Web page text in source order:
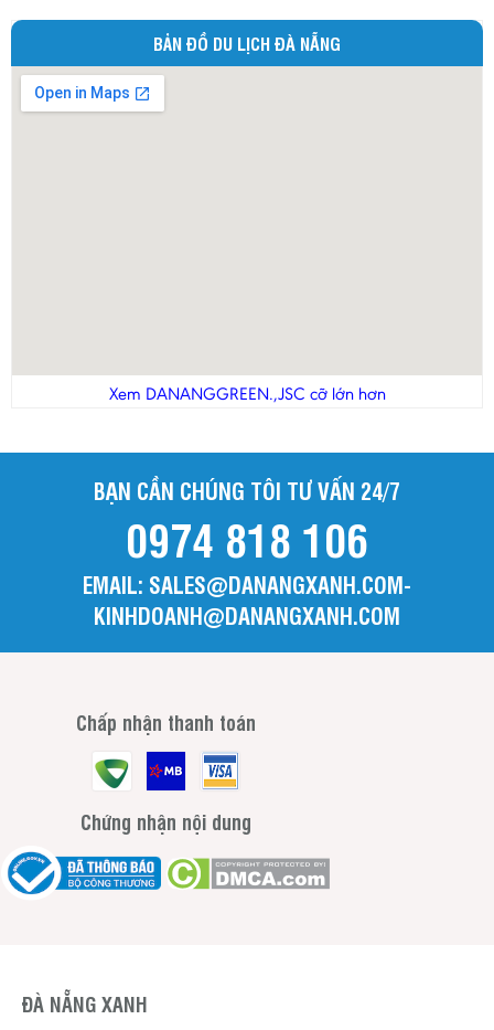
BẢN ĐỒ DU LỊCH ĐÀ NẴNG
Xem DANANGGREEN.,JSC cỡ lớn hơn
BẠN CẦN CHÚNG TÔI TƯ VẤN 24/7
0974 818 106
EMAIL: SALES@DANANGXANH.COM-
KINHDOANH@DANANGXANH.COM
Chấp nhận thanh toán
Chứng nhận nội dung
ĐÀ NẴNG XANH